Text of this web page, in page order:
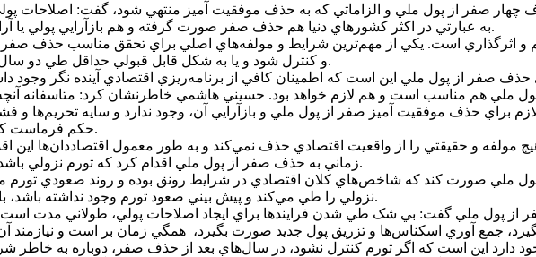
صفر از پول ملي و الزاماتي که به حذف موفقيت آميز منتهي شود، گفت: اصلاحات
به عبارتي در اکثر کشورهاي دنيا هم حذف صفر صورت گرفته و هم بازآرايي پولي يا آرايش جديد در واحدهاي پولي انجام شده است.
و اثرگذاري است. يکي از مهم‌ترين شرايط و مولفه‌هاي اصلي براي تحقق مناسب حذف صفر
و کنترل شود و يا به شکل قابل قبولي حداقل طي دو سال آخر قبل از انجام اصلاحات تثبيت شده باشد.
صفر از پول ملي اين است که اطمينان کافي از برنامه‌ريزي اقتصادي آينده نگر وجود
هم مناسب است و هم لازم خواهد بود. حسيني هاشمي خاطرنشان کرد: متاسفانه آنچه
براي حذف موفقيت آميز صفر از پول ملي و بازآرايي آن، وجود ندارد و سايه تحريم‌ها و
حکم فرماست که منجر به افزايش انتظارت تورمي مي‌شوند.
و حقيقتي را از واقعيت اقتصادي حذف نمي‌کند و به طور معمول اقتصاددان‌ها اين
زماني به حذف صفر از پول ملي اقدام کرد که تورم نزولي باشد و ارزش پول ملي در حال بيشتر شدن باشد.
پول ملي صورت کند که شاخص‌هاي کلان اقتصادي در شرايط رونق بوده و روند صعودي تورم
نزولي را طي مي‌کند و پيش بيني صعود تورم وجود نداشته باشد، بايد اقدام به حذف صفر از واحد پول ملي کرد.
از پول ملي گفت: بي شک طي شدن فرايندها براي ايجاد اصلاحات پولي، طولاني مدت
دارد اين است که اگر تورم کنترل نشود، در سال‌هاي بعد از حذف صفر، دوباره به